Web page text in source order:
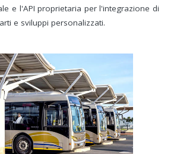
e l'API proprietaria per l'integrazione di
e sviluppi personalizzati.